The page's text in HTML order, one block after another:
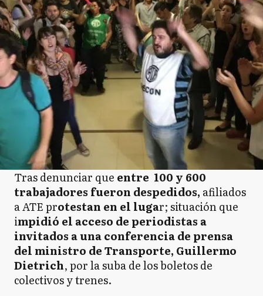
Tras denunciar que entre 100 y 600
trabajadores fueron despedidos, afiliados
a ATE protestan en el lugar; situación que
impidió el acceso de periodistas a
invitados a una conferencia de prensa
del ministro de Transporte, Guillermo
Dietrich, por la suba de los boletos de
colectivos y trenes.